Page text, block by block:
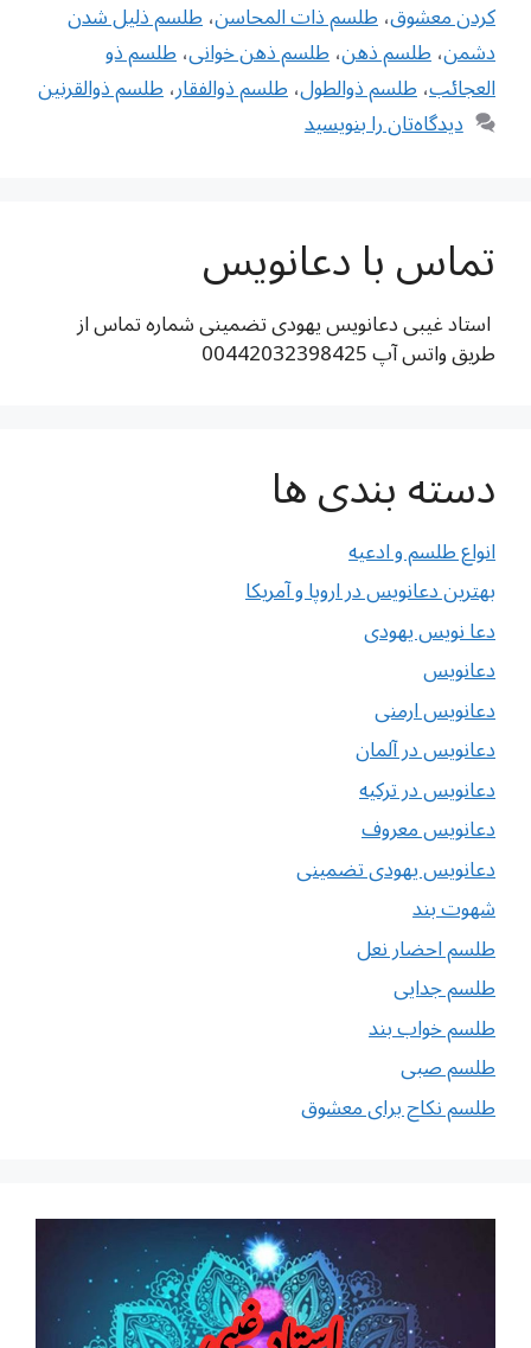
كردن معشوق،طلسم ذات المحاسن،طلسم ذلیل شدن
دشمن،طلسم ذهن،طلسم ذهن خوانی،طلسم ذو
العجائب،طلسم ذوالطول،طلسم ذوالفقار،طلسم ذوالقرنین
دیدگاه‌تان را بنویسید
تماس با دعانویس
استاد غیبی دعانویس یهودی تضمینی شماره تماس از
طریق واتس آپ 00442032398425
دسته بندی ها
انواع طلسم و ادعیه
بهترین دعانویس در اروپا و آمریکا
دعا نویس یهودی
دعانویس
دعانویس ارمنی
دعانویس در آلمان
دعانویس در ترکیه
دعانویس معروف
دعانویس یهودی تضمینی
شهوت بند
طلسم احضار نعل
طلسم جدایی
طلسم خواب بند
طلسم صبی
طلسم نکاح برای معشوق